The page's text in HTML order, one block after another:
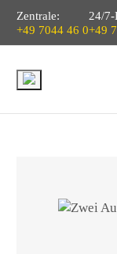
Zentrale:
+49 7044 46 0
24/
+49